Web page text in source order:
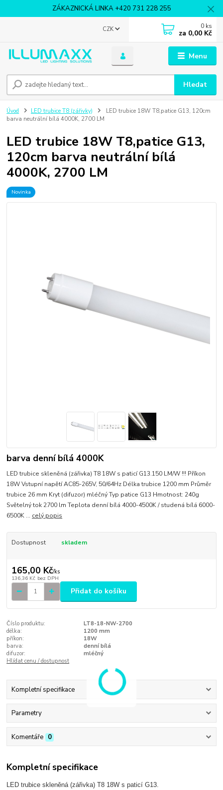
ZÁKAZNICKÁ LINKA +420 731 228 255
Menu
CZK
Hledat
0 ks
za 0,00 Kč
Úvod LED trubice T8 (zářivky)
LED trubice 18W T8,patice G13, 120cm
barva neutrální bílá 4000K, 2700 LM
LED trubice 18W T8,patice G13,
120cm barva neutrální bílá
4000K, 2700 LM
Novinka
barva denní bílá 4000K
LED trubice skleněná (zářivka) T8 18W s paticí G13.150 LM/W !!! Příkon
18W Vstupní napětí AC85-265V, 50/64Hz Délka trubice 1200 mm Průměr
trubice 26 mm Kryt (difuzor) mléčný Typ patice G13 Hmotnost: 240g
Světelný tok 2700 lm Teplota denní bílá 4000-4500K / studená bílá 6000-
6500K ... celý popis
Dostupnost skladem
165,00 Kč/ks
136,36 Kč bez DPH
Přidat do košíku
Číslo produktu:
LT8-18-NW-2700
délka:
1200 mm
příkon:
18W
barva:
denní bílá
difuzor:
mléčný
Hlídat cenu / dostupnost
Kompletní specifikace
Parametry
Komentáře 0
Kompletní specifikace
LED trubice skleněná (zářivka) T8 18W s paticí G13.